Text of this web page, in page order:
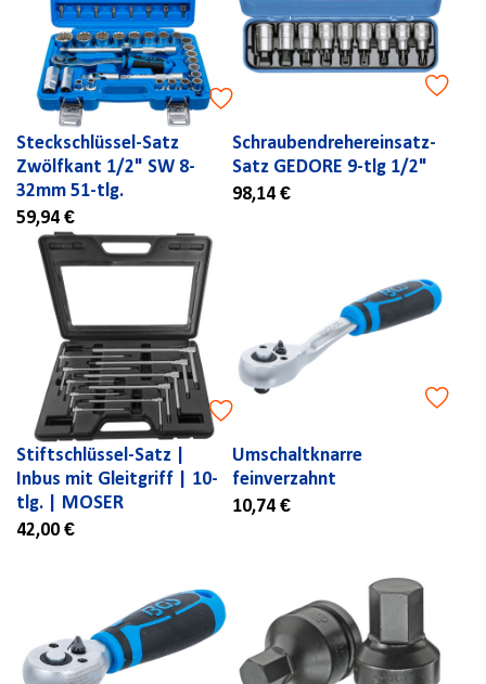
Steckschlüssel-Satz
Zwölfkant 1/2" SW 8-
32mm 51-tlg.
59,94 €
Schraubendrehereinsatz-
Satz GEDORE 9-tlg 1/2"
98,14 €
Stiftschlüssel-Satz |
Inbus mit Gleitgriff | 10-
tlg. | MOSER
42,00 €
Umschaltknarre
feinverzahnt
10,74 €